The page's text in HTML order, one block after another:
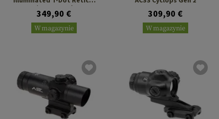
H1/T1 Footprint
349,90 €
W magazynie
309,90 €
W magazynie